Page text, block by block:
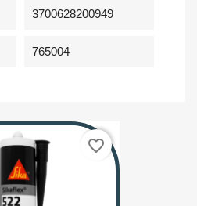
3700628200949
765004
favorite_border